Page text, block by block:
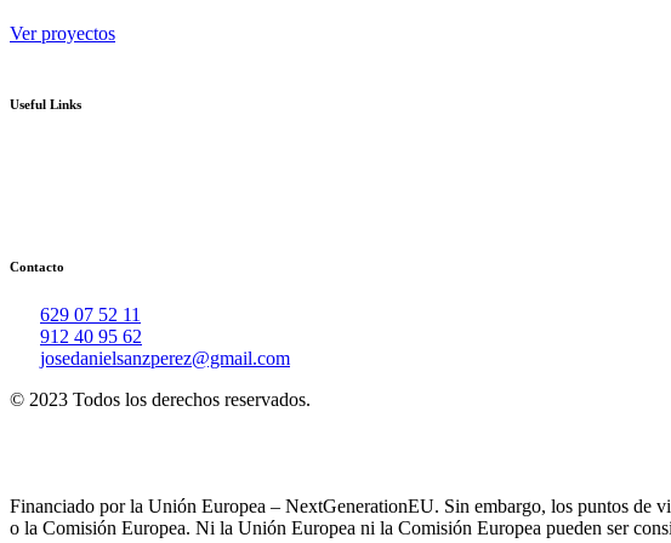
Ver proyectos
Useful Links
Contacto
629 07 52 11
912 40 95 62
josedanielsanzperez@gmail.com
© 2023 Todos los derechos reservados.
Financiado por la Unión Europea – NextGenerationEU. Sin embargo, los puntos de
o la Comisión Europea. Ni la Unión Europea ni la Comisión Europea pueden ser